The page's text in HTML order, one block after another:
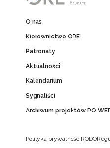
O nas
Kierownictwo ORE
Patronaty
Aktualności
Kalendarium
Sygnaliści
Archiwum projektów PO
Polityka prywatnościRODO